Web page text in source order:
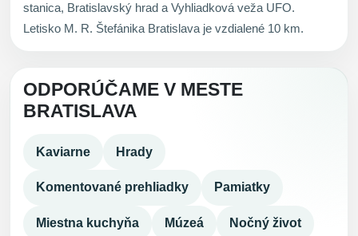
stanica, Bratislavský hrad a Vyhliadková veža UFO.
Letisko M. R. Štefánika Bratislava je vzdialené 10 km.
ODPORÚČAME V MESTE
BRATISLAVA
Kaviarne Hrady
Komentované prehliadky Pamiatky
Miestna kuchyňa Múzeá Nočný život